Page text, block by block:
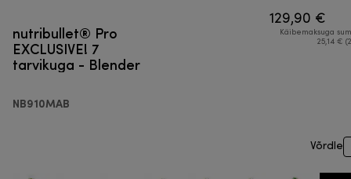
nutribullet® Pro
EXCLUSIVE! 7
tarvikuga - Blender
NB910MAB
129,90 €
Käibemaksuga
25,14 €
Võrdle